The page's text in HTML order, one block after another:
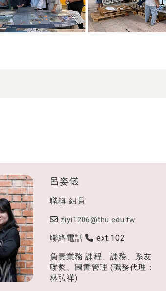
呂姿儀
職稱 組員
ziyi1206@thu.edu.tw
聯絡電話
ext.102
負責業務 課程、課務、系友
聯繫、圖書管理 (職務代理：
林弘祥)